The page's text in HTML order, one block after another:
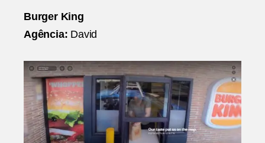
Burger King
Agência: David